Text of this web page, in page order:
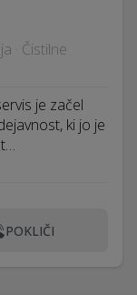
· Čistilne
je začel
ki jo je
POKLIČI